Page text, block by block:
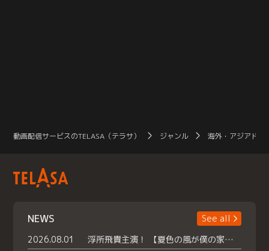
動画配信サービスのTELASA（テラサ） ジャンル 海外・アジアドラ
NEWS
See all
2026.08.01
浮所飛貴主演！ 【夏色の風が僕の家にやってきた】 本日よりテラサで独占配信スタート！